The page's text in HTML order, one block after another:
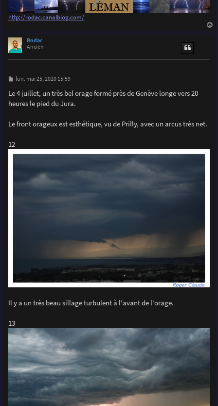
http://rodac.canalblog.com/
Rodac
Ancien
M
s
s
a
lun. mai 25, 2020 15:59
Le 4 juillet, un très bel orage formé près de Genève longe vers 20
heures le pied du Jura.
Le front orageux est esthétique, vu de Prilly, avec un arcus très net.
12
Il y a un très beau sillage turbulent à l'avant de l'orage.
13